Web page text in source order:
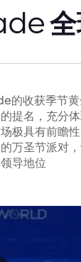
的收获季
提名，充分
极具有前瞻
万圣节派对
导地位